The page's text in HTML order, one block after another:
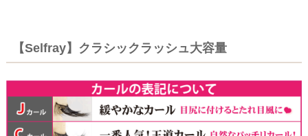
【Selfray】クラシックラッシュ大容量